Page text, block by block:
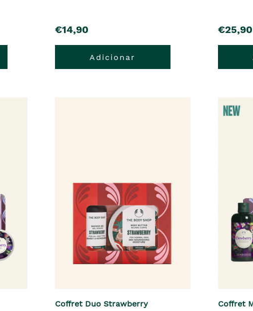
€14,90
Adicionar
€25,90
Coffret Duo Strawberry Coffret